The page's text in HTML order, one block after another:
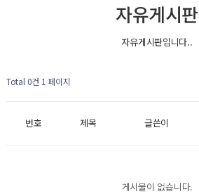
자유게시판
자유게시판입니다..
Total 0건 1 페이지
번호 제목 글쓴이
게시물이 없습니다.